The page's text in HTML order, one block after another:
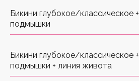
Бикини глубокое/классическое +
подмышки
Бикини глубокое/классическое +
подмышки + линия живота